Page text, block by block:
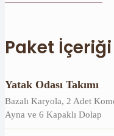
Paket İçeriği
Yatak Odası Takımı
Bazalı Karyola, 2 Adet
Ayna ve 6 Kapaklı Dolap